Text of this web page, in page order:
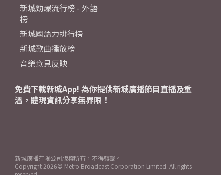
新城勁爆流行榜 - 外語
榜
新城國語力排行榜
新城歌曲播放榜
音樂意見反映
免費下載新城App! 為你提供新城廣播節目直播及重
溫，體現資訊分享無界限！
新城廣播有限公司版權所有，不得轉載。
Copyright 2026© Metro Broadcast Corporation Limited. All rights